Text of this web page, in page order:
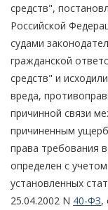
средств",
Российской
судами
гражданской
средств" и
вреда,
причинной связи
причиненным
права требования
определен с
установленных
25.04.2002 N 40-ФЗ,